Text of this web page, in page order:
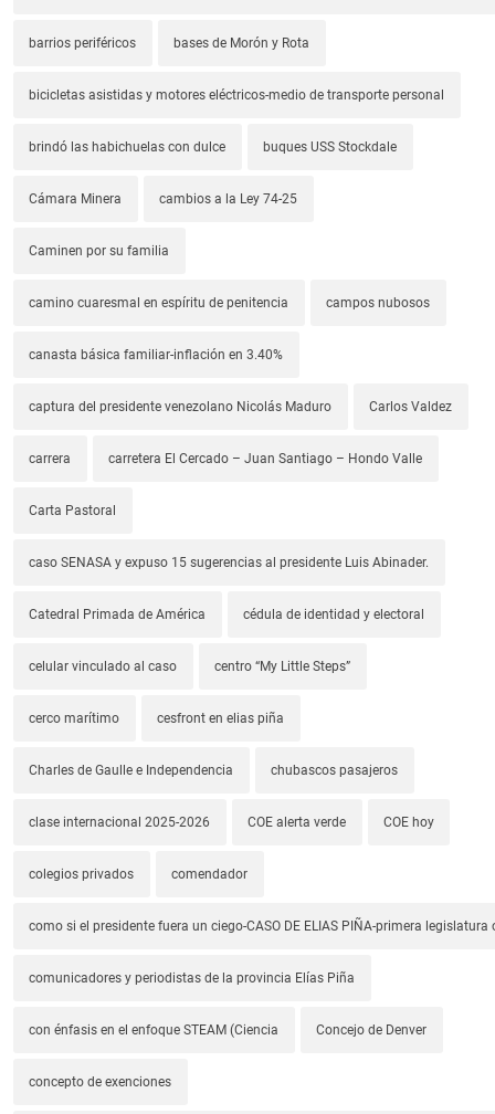
barrios periféricos bases de Morón y Rota
bicicletas asistidas y motores eléctricos-medio de transporte personal
brindó las habichuelas con dulce buques USS Stockdale
Cámara Minera cambios a la Ley 74-25
Caminen por su familia
camino cuaresmal en espíritu de penitencia campos nubosos
canasta básica familiar-inflación en 3.40%
captura del presidente venezolano Nicolás Maduro Carlos Valdez
carrera carretera El Cercado – Juan Santiago – Hondo Valle
Carta Pastoral
caso SENASA y expuso 15 sugerencias al presidente Luis Abinader.
Catedral Primada de América cédula de identidad y electoral
celular vinculado al caso centro “My Little Steps”
cerco marítimo cesfront en elias piña
Charles de Gaulle e Independencia chubascos pasajeros
clase internacional 2025-2026 COE alerta verde COE hoy
colegios privados comendador
como si el presidente fuera un ciego-CASO DE ELIAS PIÑA-primera legislatura
comunicadores y periodistas de la provincia Elías Piña
con énfasis en el enfoque STEAM (Ciencia Concejo de Denver
concepto de exenciones